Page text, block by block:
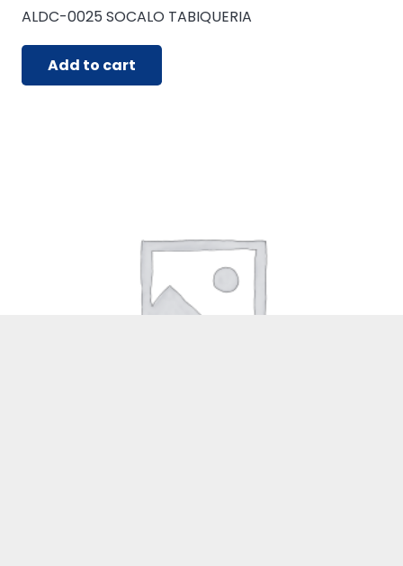
ALDC-0025 SOCALO TABIQUERIA
Add to cart